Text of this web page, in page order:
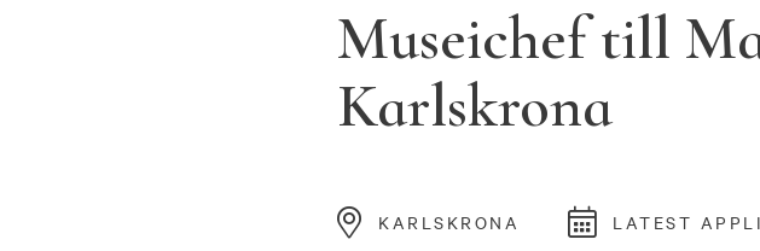
Museichef till
Karlskrona
KARLSKRONA LATEST